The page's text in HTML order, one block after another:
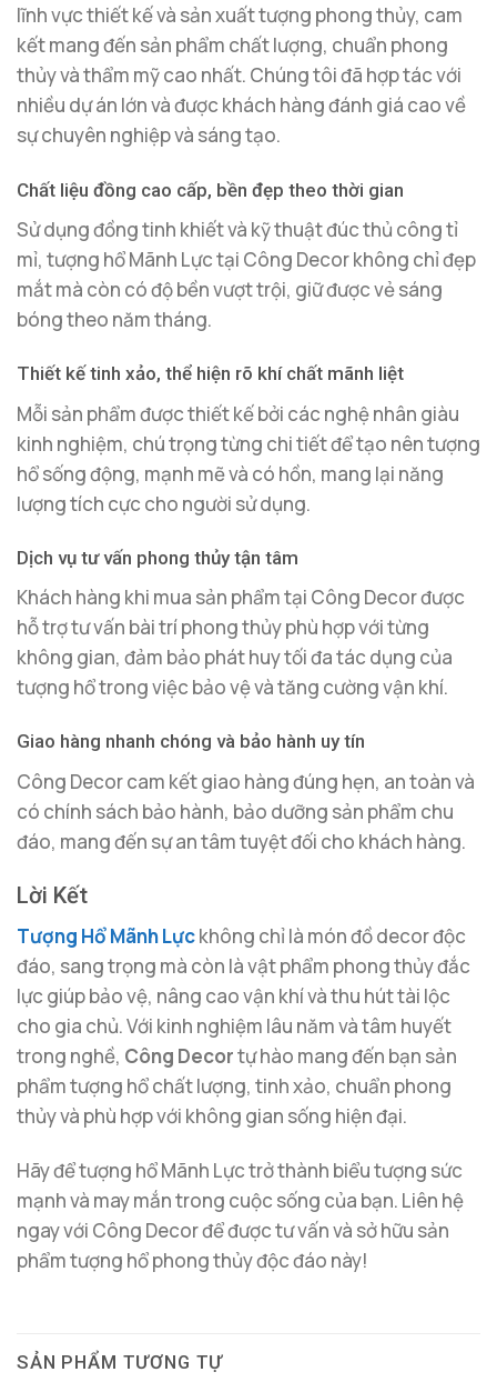
lĩnh vực thiết kế và sản xuất tượng phong thủy, cam
kết mang đến sản phẩm chất lượng, chuẩn phong
thủy và thẩm mỹ cao nhất. Chúng tôi đã hợp tác với
nhiều dự án lớn và được khách hàng đánh giá cao về
sự chuyên nghiệp và sáng tạo.
Chất liệu đồng cao cấp, bền đẹp theo thời gian
Sử dụng đồng tinh khiết và kỹ thuật đúc thủ công tỉ
mỉ, tượng hổ Mãnh Lực tại Công Decor không chỉ đẹp
mắt mà còn có độ bền vượt trội, giữ được vẻ sáng
bóng theo năm tháng.
Thiết kế tinh xảo, thể hiện rõ khí chất mãnh liệt
Mỗi sản phẩm được thiết kế bởi các nghệ nhân giàu
kinh nghiệm, chú trọng từng chi tiết để tạo nên tượng
hổ sống động, mạnh mẽ và có hồn, mang lại năng
lượng tích cực cho người sử dụng.
Dịch vụ tư vấn phong thủy tận tâm
Khách hàng khi mua sản phẩm tại Công Decor được
hỗ trợ tư vấn bài trí phong thủy phù hợp với từng
không gian, đảm bảo phát huy tối đa tác dụng của
tượng hổ trong việc bảo vệ và tăng cường vận khí.
Giao hàng nhanh chóng và bảo hành uy tín
Công Decor cam kết giao hàng đúng hẹn, an toàn và
có chính sách bảo hành, bảo dưỡng sản phẩm chu
đáo, mang đến sự an tâm tuyệt đối cho khách hàng.
Lời Kết
Tượng Hổ Mãnh Lựckhông chỉ là món đồ decor độc
đáo, sang trọng mà còn là vật phẩm phong thủy đắc
lực giúp bảo vệ, nâng cao vận khí và thu hút tài lộc
cho gia chủ. Với kinh nghiệm lâu năm và tâm huyết
trong nghề, Công Decortự hào mang đến bạn sản
phẩm tượng hổ chất lượng, tinh xảo, chuẩn phong
thủy và phù hợp với không gian sống hiện đại.
Hãy để tượng hổ Mãnh Lực trở thành biểu tượng sức
mạnh và may mắn trong cuộc sống của bạn. Liên hệ
ngay với Công Decor để được tư vấn và sở hữu sản
phẩm tượng hổ phong thủy độc đáo này!
SẢN PHẨM TƯƠNG TỰ